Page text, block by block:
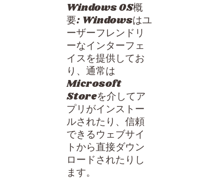
Windows OS概
要: Windowsはユ
ーザーフレンドリ
ーなインターフェ
イスを提供してお
り、通常は
Microsoft
Storeを介してア
プリがインストー
ルされたり、信頼
できるウェブサイ
トから直接ダウン
ロードされたりし
ます。